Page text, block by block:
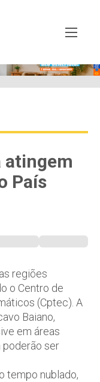
atingem
País
regiões
o Centro de
(Cptec). A
Baiano,
em áreas
poderão ser
tempo nublado,